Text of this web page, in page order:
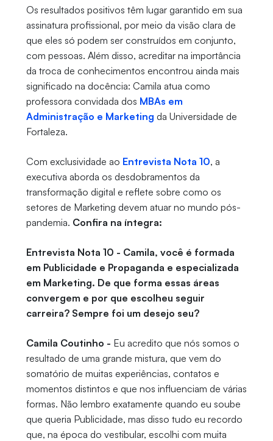
Os resultados positivos têm lugar garantido em sua
assinatura profissional, por meio da visão clara de
que eles só podem ser construídos em conjunto,
com pessoas. Além disso, acreditar na importância
da troca de conhecimentos encontrou ainda mais
significado na docência: Camila atua como
professora convidada dos MBAs em
Administração e Marketing da Universidade de
Fortaleza.
Com exclusividade ao Entrevista Nota 10, a
executiva aborda os desdobramentos da
transformação digital e reflete sobre como os
setores de Marketing devem atuar no mundo pós-
pandemia. Confira na íntegra:
Entrevista Nota 10 - Camila, você é formada
em Publicidade e Propaganda e especializada
em Marketing. De que forma essas áreas
convergem e por que escolheu seguir
carreira? Sempre foi um desejo seu?
Camila Coutinho - Eu acredito que nós somos o
resultado de uma grande mistura, que vem do
somatório de muitas experiências, contatos e
momentos distintos e que nos influenciam de várias
formas. Não lembro exatamente quando eu soube
que queria Publicidade, mas disso tudo eu recordo
que, na época do vestibular, escolhi com muita